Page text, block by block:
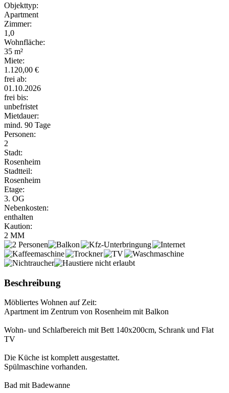
Objekttyp:
Apartment
Zimmer:
1,0
Wohnfläche:
35 m²
Miete:
1.120,00 €
frei ab:
01.10.2026
frei bis:
unbefristet
Mietdauer:
mind. 90 Tage
Personen:
2
Stadt:
Rosenheim
Stadtteil:
Rosenheim
Etage:
3. OG
Nebenkosten:
enthalten
Kaution:
2 MM
Beschreibung
Möbliertes Wohnen auf Zeit:
Apartment im Zentrum von Rosenheim mit Balkon
Wohn- und Schlafbereich mit Bett 140x200cm, Schrank und Flat
TV
Die Küche ist komplett ausgestattet.
Spülmaschine vorhanden.
Bad mit Badewanne